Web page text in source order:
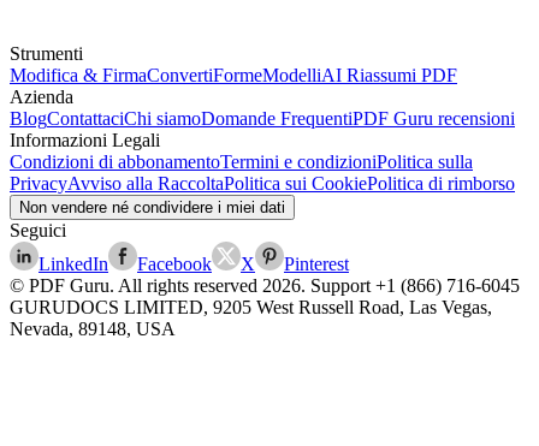
Strumenti
Modifica & FirmaConvertiFormeModelliAI Riassumi PDF
Azienda
BlogContattaciChi siamoDomande FrequentiPDF Guru recensioni
Informazioni Legali
Condizioni di abbonamentoTermini e condizioniPolitica sulla
PrivacyAvviso alla RaccoltaPolitica sui CookiePolitica di rimborso
Non vendere né condividere i miei dati
Seguici
LinkedIn
Facebook X
Pinterest
© PDF Guru. All rights reserved 2026. Support +1 (866) 716-6045
GURUDOCS LIMITED, 9205 West Russell Road, Las Vegas,
Nevada, 89148, USA